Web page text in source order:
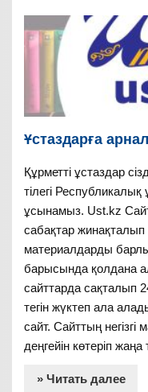
Ұстаздарға
Құрметті ұстаздар
тілегі
ұсынамыз. Ust.kz
сабақтар
материалдарды
барысында қолдана
сайттарда сақталып
тегін жүктеп ала
сайт. Сайттың негізгі
деңгейін көтеріп
» Читать далее